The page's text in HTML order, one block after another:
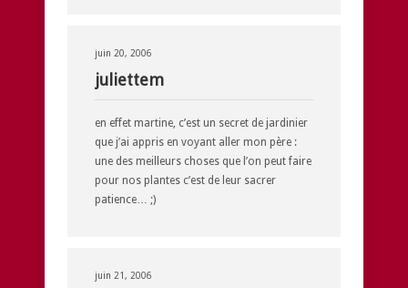
juin 20, 2006
juliettem
en effet martine, c’est un secret de jardinier
que j’ai appris en voyant aller mon père :
une des meilleurs choses que l’on peut faire
pour nos plantes c’est de leur sacrer
patience… ;)
juin 21, 2006